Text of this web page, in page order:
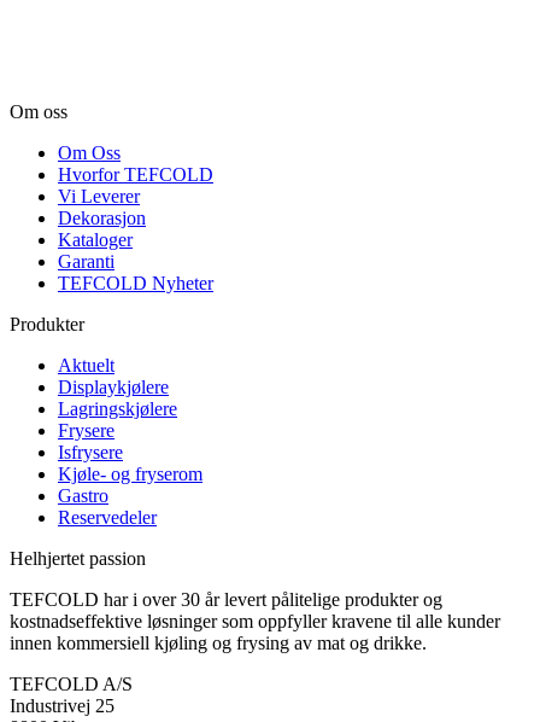
Om oss
Om Oss
Hvorfor TEFCOLD
Vi Leverer
Dekorasjon
Kataloger
Garanti
TEFCOLD Nyheter
Produkter
Aktuelt
Displaykjølere
Lagringskjølere
Frysere
Isfrysere
Kjøle- og fryserom
Gastro
Reservedeler
Helhjertet passion
TEFCOLD har i over 30 år levert pålitelige produkter og
kostnadseffektive løsninger som oppfyller kravene til alle kunder
innen kommersiell kjøling og frysing av mat og drikke.
TEFCOLD A/S
Industrivej 25